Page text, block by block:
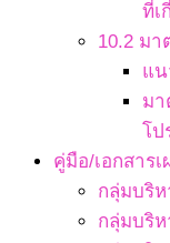
ที่เ
10.2 มา
แน
มา
โป
คู่มือ/เอกสาร
กลุ่มบริ
กลุ่มบริ